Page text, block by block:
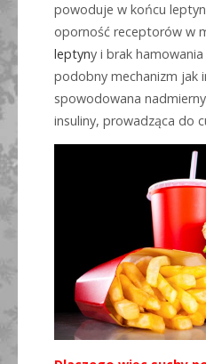
powoduje w końcu
oporność receptorów w
leptyny i brak
podobny mechanizm jak
spowodowana
insuliny, prowadząca do